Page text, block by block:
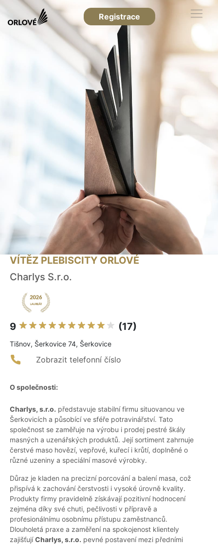
Registrace
VÍTĚZ PLEBISCITY ORLOVÉ
Charlys S.r.o.
9 (17)
Tišnov, Šerkovice 74, Šerkovice
Zobrazit telefonní číslo
O společnosti:
Charlys, s.r.o. představuje stabilní firmu situovanou ve
Šerkovicích a působící ve sféře potravinářství. Tato
společnost se zaměřuje na výrobu i prodej pestré škály
masných a uzenářských produktů. Její sortiment zahrnuje
čerstvé maso hovězí, vepřové, kuřecí i krůtí, doplněné o
různé uzeniny a speciální masové výrobky.
Důraz je kladen na precizní porcování a balení masa, což
přispívá k zachování čerstvosti i vysoké úrovně kvality.
Produkty firmy pravidelně získávají pozitivní hodnocení
zejména díky své chuti, pečlivosti v přípravě a
profesionálnímu osobnímu přístupu zaměstnanců.
Dlouholetá praxe a zaměření na spokojenost klientely
zajišťujíCharlys, s.r.o. pevné postavení mezi předními